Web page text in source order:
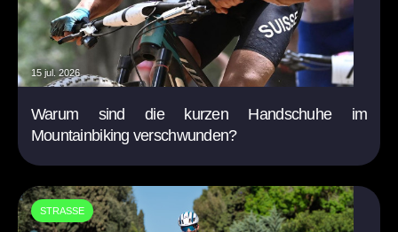
15 jul. 2026
Warum sind die kurzen Handschuhe im
Mountainbiking verschwunden?
STRASSE